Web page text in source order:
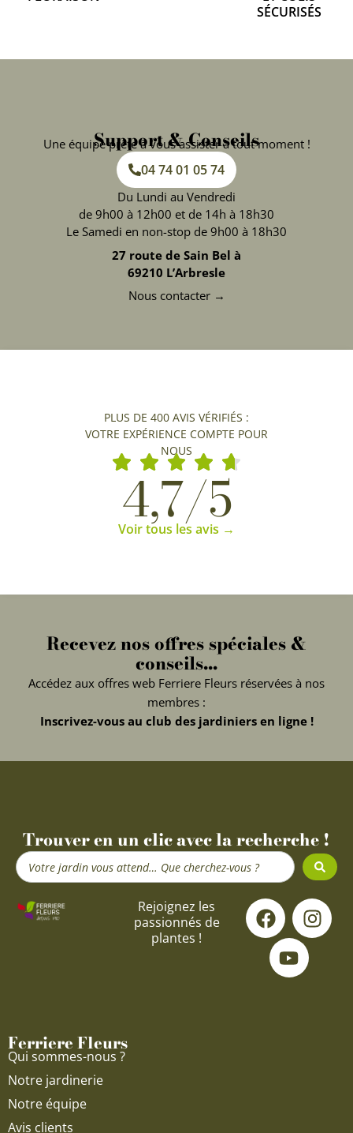
SÉCURISÉS
Support & Conseils
Une équipe prête à vous assister à tout moment !
04 74 01 05 74
Du Lundi au Vendredi
de 9h00 à 12h00 et de 14h à 18h30
Le Samedi en non-stop de 9h00 à 18h30
27 route de Sain Bel à
69210 L’Arbresle
Nous contacter →
PLUS DE 400 AVIS VÉRIFIÉS :
VOTRE EXPÉRIENCE COMPTE POUR
NOUS
4,7/5
Voir tous les avis →
Recevez nos offres spéciales &
conseils...
Accédez aux offres web Ferriere Fleurs réservées à nos
membres :
Inscrivez-vous au club des jardiniers en ligne !
Trouver en un clic avec la recherche !
Search
...
Rejoignez les
passionnés de
plantes !
F
a
c
e
I
n
s
Y
o
u
t
u
Ferriere Fleurs
Qui sommes-nous ?
Notre jardinerie
Notre équipe
Avis clients